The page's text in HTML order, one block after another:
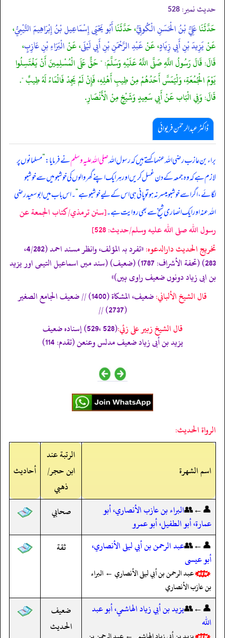
حدیث نمبر: 528
حَدَّثَنَاعَلِيُّ بْنُ الْحَسَنِ الْكُوفِيُّ، حَدَّثَنَاأَبُو يَحْيَى إِسْمَاعِيل بْنُ إِبْرَاهِيمَ التَّيْمِيُّ،
عَنْيَزِيدَ بْنِ أَبِي زِيَادٍ، عَنْعَبْدِ الرَّحْمَنِ بْنِ أَبِي لَيْلَى، عَنْالْبَرَاءِ بْنِ عَازِبٍ،
قَالَ: قَالَ رَسُولُ اللَّهِ صَلَّى اللَّهُ عَلَيْهِ وَسَلَّمَ: " حَقٌّ عَلَى الْمُسْلِمِينَ أَنْ يَغْتَسِلُوا
يَوْمَ الْجُمُعَةِ، وَلْيَمَسَّ أَحَدُهُمْ مِنْ طِيبِ أَهْلِهِ، فَإِنْ لَمْ يَجِدْ فَالْمَاءُ لَهُ طِيبٌ ".
قَالَ: وَفِي الْبَاب عَنْ أَبِي سَعِيدٍ وَشَيْخٍ مِنْ الْأَنْصَارِ.
ڈاکٹر عبدالرحمٰن فریوائی
براء بن عازب رضی الله عنہما کہتے ہیں کہرسول اللہصلی اللہ علیہ وسلمنے فرمایا:”مسلمانوں پر
لازم ہے کہ وہ جمعہ کے دن غسل کریں اور ہر ایک اپنے گھر والوں کی خوشبو میں سے خوشبو
لگائے، اگر اسے خوشبو میسر نہ ہو تو پانی ہی اس کے لیے خوشبو ہے“۔ اس باب میں ابوسعید رضی
الله عنہ اور ایک انصاری شیخ سے بھی روایت ہے۔[سنن ترمذي/كتاب الجمعة عن
رسول الله صلى الله عليه وسلم/حدیث: 528]
تخریج الحدیث دارالدعوہ:
«تفرد بہ المؤلف، وانظر مسند احمد (4/282،
283) (تحفة الأشراف: 1787) (ضعیف) (سند میں اسماعیل التیمی اور یزید
بن ابی زیاد دونوں ضعیف راوی ہیں)»
قال الشيخ الألباني:
ضعيف، المشكاة (1400) // ضعيف الجامع الصغير
(2737) //
قال الشيخ زبير على زئي:(528 ،529) إسناده ضعيف
يزيد بن أبى زياد ضعيف مدلس وعنعن (تقدم: 114)
الرواة الحديث:
اسم الشهرة
الرتبة عند
ابن حجر/
ذهبي
أحاديث
👤←👥البراء بن عازب الأنصاري، أبو
عمارة، أبو الطفيل، أبو عمرو
صحابي
👤←👥عبد الرحمن بن أبي ليلى الأنصاري،
أبو عيسى
عبد الرحمن بن أبي ليلى الأنصاري ← البراء
بن عازب الأنصاري
ثقة
👤←👥يزيد بن أبي زياد الهاشمي، أبو عبد
الله
ضعيف
الحديث